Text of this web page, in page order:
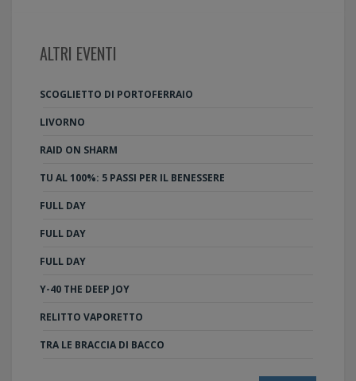
ALTRI EVENTI
SCOGLIETTO DI PORTOFERRAIO
LIVORNO
RAID ON SHARM
TU AL 100%: 5 PASSI PER IL BENESSERE
FULL DAY
FULL DAY
FULL DAY
Y-40 THE DEEP JOY
RELITTO VAPORETTO
TRA LE BRACCIA DI BACCO